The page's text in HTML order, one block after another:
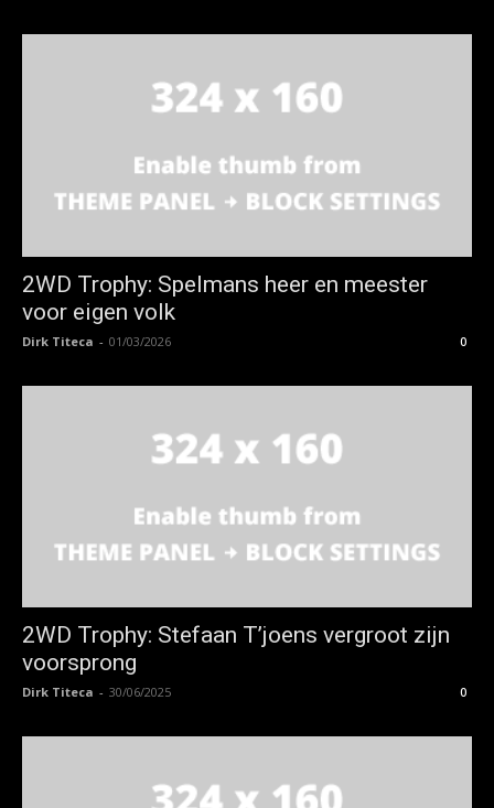
2WD Trophy: Spelmans heer en meester
voor eigen volk
Dirk Titeca - 01/03/2026 0
2WD Trophy: Stefaan T’joens vergroot zijn
voorsprong
Dirk Titeca - 30/06/2025 0